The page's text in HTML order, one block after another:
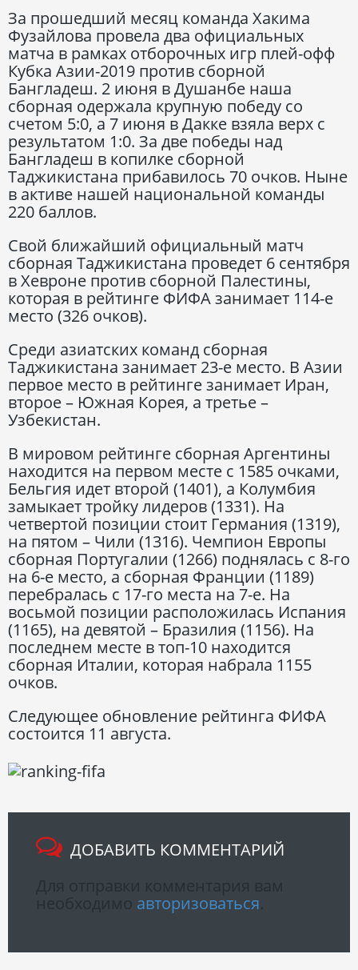
За прошедший месяц команда Хакима
Фузайлова провела два официальных
матча в рамках отборочных игр плей-офф
Кубка Азии-2019 против сборной
Бангладеш. 2 июня в Душанбе наша
сборная одержала крупную победу со
счетом 5:0, а 7 июня в Дакке взяла верх с
результатом 1:0. За две победы над
Бангладеш в копилке сборной
Таджикистана прибавилось 70 очков. Ныне
в активе нашей национальной команды
220 баллов.
Свой ближайший официальный матч
сборная Таджикистана проведет 6 сентября
в Хевроне против сборной Палестины,
которая в рейтинге ФИФА занимает 114-е
место (326 очков).
Среди азиатских команд сборная
Таджикистана занимает 23-е место. В Азии
первое место в рейтинге занимает Иран,
второе – Южная Корея, а третье –
Узбекистан.
В мировом рейтинге сборная Аргентины
находится на первом месте с 1585 очками,
Бельгия идет второй (1401), а Колумбия
замыкает тройку лидеров (1331). На
четвертой позиции стоит Германия (1319),
на пятом – Чили (1316). Чемпион Европы
сборная Португалии (1266) поднялась с 8-го
на 6-е место, а сборная Франции (1189)
перебралась с 17-го места на 7-е. На
восьмой позиции расположилась Испания
(1165), на девятой – Бразилия (1156). На
последнем месте в топ-10 находится
сборная Италии, которая набрала 1155
очков.
Следующее обновление рейтинга ФИФА
состоится 11 августа.
ДОБАВИТЬ КОММЕНТАРИЙ
авторизоваться